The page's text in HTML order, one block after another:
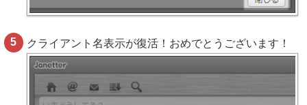
クライアント名表示が復活！おめでとうございます！